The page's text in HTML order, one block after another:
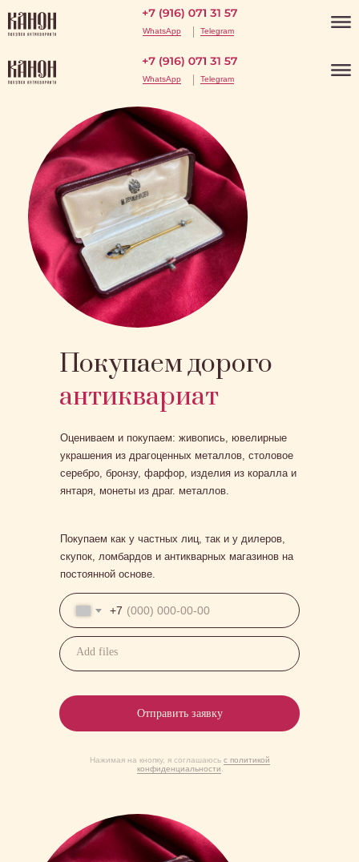
WhatsApp Telegram
WhatsApp Telegram
Покупаем дорого
антиквариат
Оцениваем и покупаем: живопись, ювелирные
украшения из драгоценных металлов, столовое
серебро, бронзу, фарфор, изделия из коралла и
янтаря, монеты из драг. металлов.
Покупаем как у частных лиц, так и у дилеров,
скупок, ломбардов и антикварных магазинов на
постоянной основе.
Нажимая на кнопку, я соглашаюсь с политикой
конфиденциальности
+7
Add files
Отправить заявку